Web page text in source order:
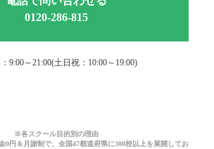
0120-286-815
9:00～21:00(土日祝：10:00～19:00)
※各スクール目的別の理由
0円＆月謝制で、全国47都道府県に300校以上を展開しており、